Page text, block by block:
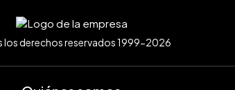
los derechos reservados 1999-2026